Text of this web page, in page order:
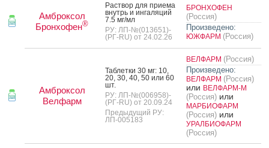
Амброксол
Бронхофен®
Рас­твор для при­ема
внутрь и ин­га­ляций
7.5 мг/мл
РУ: ЛП-№(013651)-
(РГ-RU) от 24.02.26
БРОНХОФЕН
(Россия)
Произведено:
ЮЖФАРМ (Россия)
Амброксол
Велфарм
Таб­летки 30 мг: 10,
20, 30, 40, 50 или 60
шт.
РУ: ЛП-№(006958)-
(РГ-RU) от 20.09.24
Предыдущий РУ:
ЛП-005183
ВЕЛФАРМ (Россия)
Произведено:
ВЕЛФАРМ (Россия)
или ВЕЛФАРМ-М
(Россия) или
МАРБИОФАРМ
(Россия) или
УРАЛБИОФАРМ
(Россия)